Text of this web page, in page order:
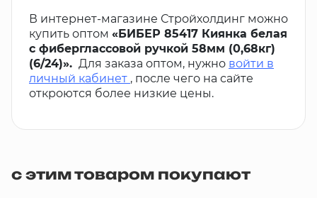
В интернет-магазине Стройхолдинг можно
купить оптом «БИБЕР 85417 Киянка белая
с фиберглассовой ручкой 58мм (0,68кг)
(6/24)». Для заказа оптом, нужно войти в
личный кабинет , после чего на сайте
откроются более низкие цены.
с этим товаром покупают